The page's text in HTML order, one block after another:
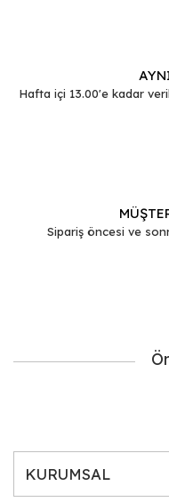
Hafta içi 13.00'e kadar
Sipariş öncesi ve
KURUMSAL